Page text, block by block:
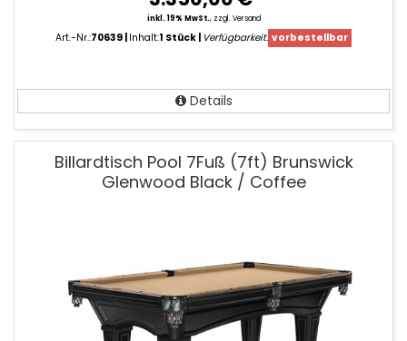
inkl. 19% MwSt., zzgl. Versand
Art.-Nr.:70639 Inhalt:1 Stück Verfügbarkeit: vorbestellbar
Details
Billardtisch Pool 7Fuß (7ft) Brunswick
Glenwood Black / Coffee